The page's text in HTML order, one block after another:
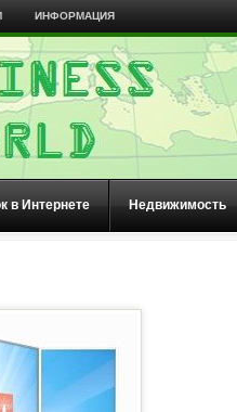
ИНФОРМАЦИЯ
в Интернете Недвижимость